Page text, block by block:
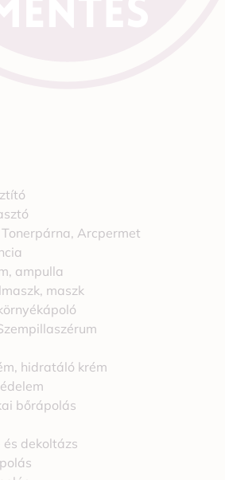
Tonerpárna, Arcpermet
ampulla
maszk
hidratáló krém
bőrápolás
és dekoltázs